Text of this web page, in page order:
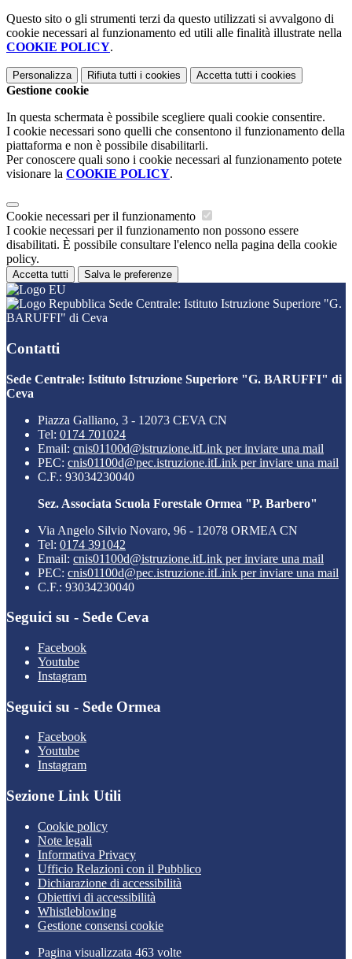
Questo sito o gli strumenti terzi da questo utilizzati si avvalgono di
cookie necessari al funzionamento ed utili alle finalità illustrate nella
COOKIE POLICY.
Personalizza Rifiuta tutti i cookies Accetta tutti i cookies
Gestione cookie
In questa schermata è possibile scegliere quali cookie consentire.
I cookie necessari sono quelli che consentono il funzionamento della
piattaforma e non è possibile disabilitarli.
Per conoscere quali sono i cookie necessari al funzionamento potete
visionare la COOKIE POLICY.
Cookie necessari per il funzionamento
I cookie necessari per il funzionamento non possono essere
disabilitati. È possibile consultare l'elenco nella pagina della cookie
policy.
Accetta tutti Salva le preferenze
Sede Centrale: Istituto Istruzione Superiore "G.
BARUFFI" di Ceva
Contatti
Sede Centrale: Istituto Istruzione Superiore "G. BARUFFI" di
Ceva
Piazza Galliano, 3 - 12073 CEVA CN
Tel: 0174 701024
Email: cnis01100d@istruzione.itLink per inviare una mail
PEC: cnis01100d@pec.istruzione.itLink per inviare una mail
C.F.: 93034230040
Sez. Associata Scuola Forestale Ormea "P. Barbero"
Via Angelo Silvio Novaro, 96 - 12078 ORMEA CN
Tel: 0174 391042
Email: cnis01100d@istruzione.itLink per inviare una mail
PEC: cnis01100d@pec.istruzione.itLink per inviare una mail
C.F.: 93034230040
Seguici su - Sede Ceva
Facebook
Youtube
Instagram
Seguici su - Sede Ormea
Facebook
Youtube
Instagram
Sezione Link Utili
Cookie policy
Note legali
Informativa Privacy
Ufficio Relazioni con il Pubblico
Dichiarazione di accessibilità
Obiettivi di accessibilità
Whistleblowing
Gestione consensi cookie
Pagina visualizzata 463 volte